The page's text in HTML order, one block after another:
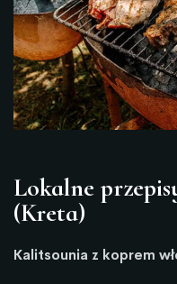
Lokalne
(Kreta)
Kalitsounia z koprem